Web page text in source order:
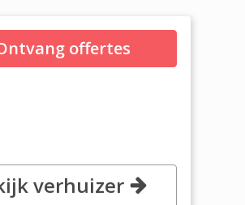
offertes
verhuizer